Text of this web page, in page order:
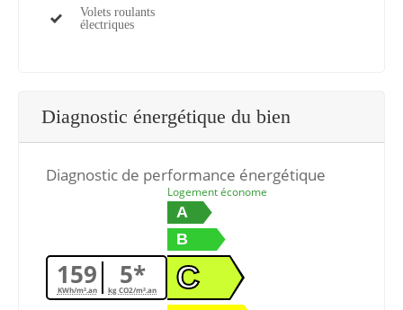
Volets roulants
électriques
Diagnostic énergétique du bien
Diagnostic de performance énergétique
159
KWh/m².an 5*
kg CO2/m².an
Logement économe
A
B
C